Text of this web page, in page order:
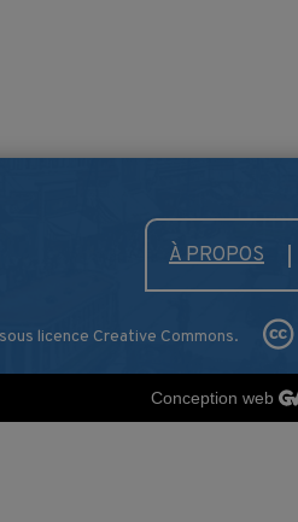
À PROPOS
licence Creative Commons.
Conception web